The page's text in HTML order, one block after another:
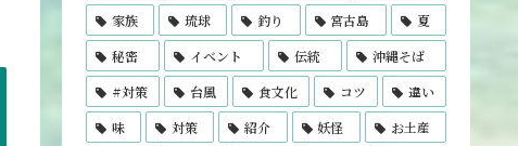
家族
琉球 釣り 宮古島
夏
秘密
イベント 伝統
沖縄そば
#対策
台風 食文化 コツ
違い
味
対策 紹介 妖怪
お土産